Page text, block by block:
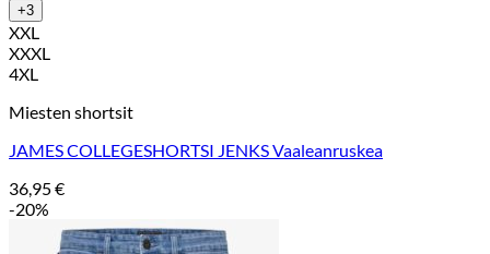
+3
XXL
XXXL
4XL
Miesten shortsit
JAMES COLLEGESHORTSI JENKS Vaaleanruskea
36,95€
-20%